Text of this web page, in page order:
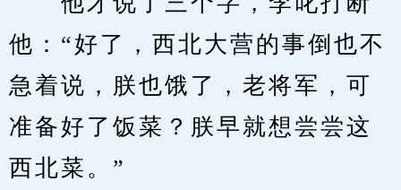
他：“好了，西北大营的事倒也不
急着说，朕也饿了，老将军，可
准备好了饭菜？朕早就想尝尝这
西北菜。”